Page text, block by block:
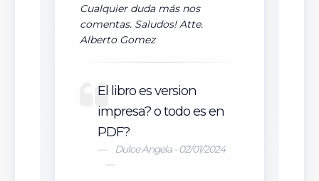
Cualquier duda más nos
comentas. Saludos! Atte.
Alberto Gomez
El libro es version
impresa? o todo es en
PDF?
Dulce Angela - 02/01/2024